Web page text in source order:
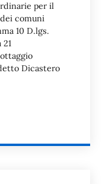
per il
comuni
10 D.lgs.
Dicastero